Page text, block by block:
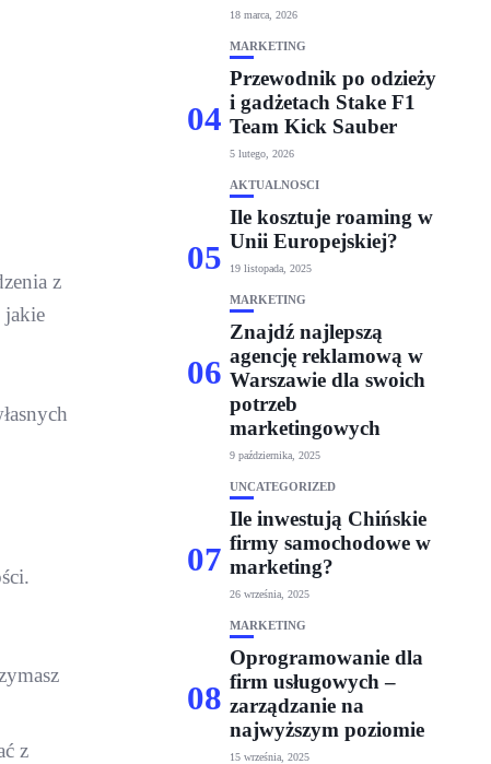
z
jakie
z
18 marca, 2026
04
MARKETING
Przewodnik po odzieży
i gadżetach Stake F1
Team Kick Sauber
5 lutego, 2026
05
AKTUALNOŚCI
Ile kosztuje roaming w
Unii Europejskiej?
19 listopada, 2025
06
MARKETING
Znajdź najlepszą
agencję reklamową w
Warszawie dla swoich
potrzeb
marketingowych
9 października, 2025
07
UNCATEGORIZED
Ile inwestują Chińskie
firmy samochodowe w
marketing?
26 września, 2025
08
MARKETING
Oprogramowanie dla
firm usługowych –
zarządzanie na
najwyższym poziomie
15 września, 2025